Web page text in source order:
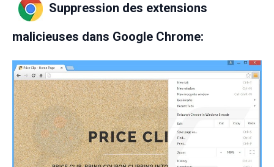
Suppression des extensions
malicieuses dans Google Chrome: